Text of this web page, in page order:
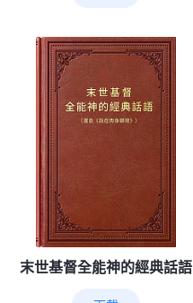
末世基督全能神的經典話語